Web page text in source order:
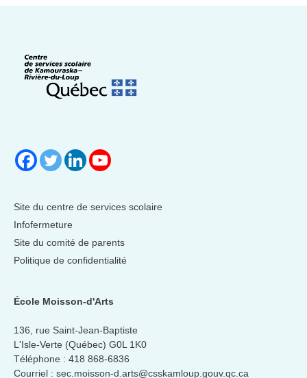
Site du centre de services scolaire
Infofermeture
Site du comité de parents
Politique de confidentialité
École Moisson-d'Arts
136, rue Saint-Jean-Baptiste
L'Isle-Verte (Québec) G0L 1K0
Téléphone : 418 868-6836
Courriel : sec.moisson-d.arts@csskamloup.gouv.qc.ca